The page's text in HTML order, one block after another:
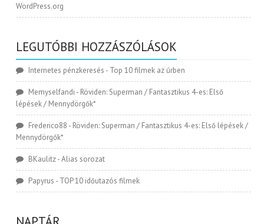
WordPress.org
LEGUTÓBBI HOZZÁSZÓLÁSOK
Internetes pénzkeresés - Top 10 filmek az űrben
Memyselfandi - Röviden: Superman / Fantasztikus 4-es: Első
lépések / Mennydörgők*
Frederico88 - Röviden: Superman / Fantasztikus 4-es: Első lépések /
Mennydörgők*
BKaulitz-Alias sorozat
Papyrus - TOP 10 időutazós filmek